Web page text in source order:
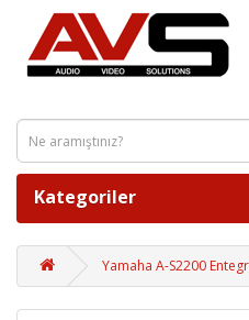
Kategoriler
Yamaha A-S2200